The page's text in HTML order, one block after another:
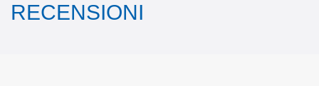
RECENSIONI